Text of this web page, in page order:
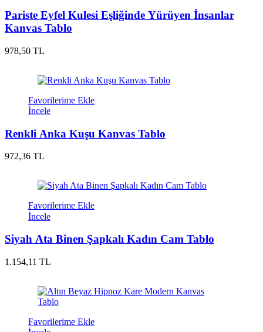
Pariste Eyfel Kulesi Eşliğinde Yürüyen İnsanlar
Kanvas Tablo
978,50 TL
Favorilerime Ekle
İncele
Renkli Anka Kuşu Kanvas Tablo
972,36 TL
Favorilerime Ekle
İncele
Siyah Ata Binen Şapkalı Kadın Cam Tablo
1.154,11 TL
Favorilerime Ekle